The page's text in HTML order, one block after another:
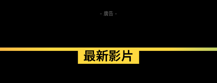
- 廣告 -
最新影片